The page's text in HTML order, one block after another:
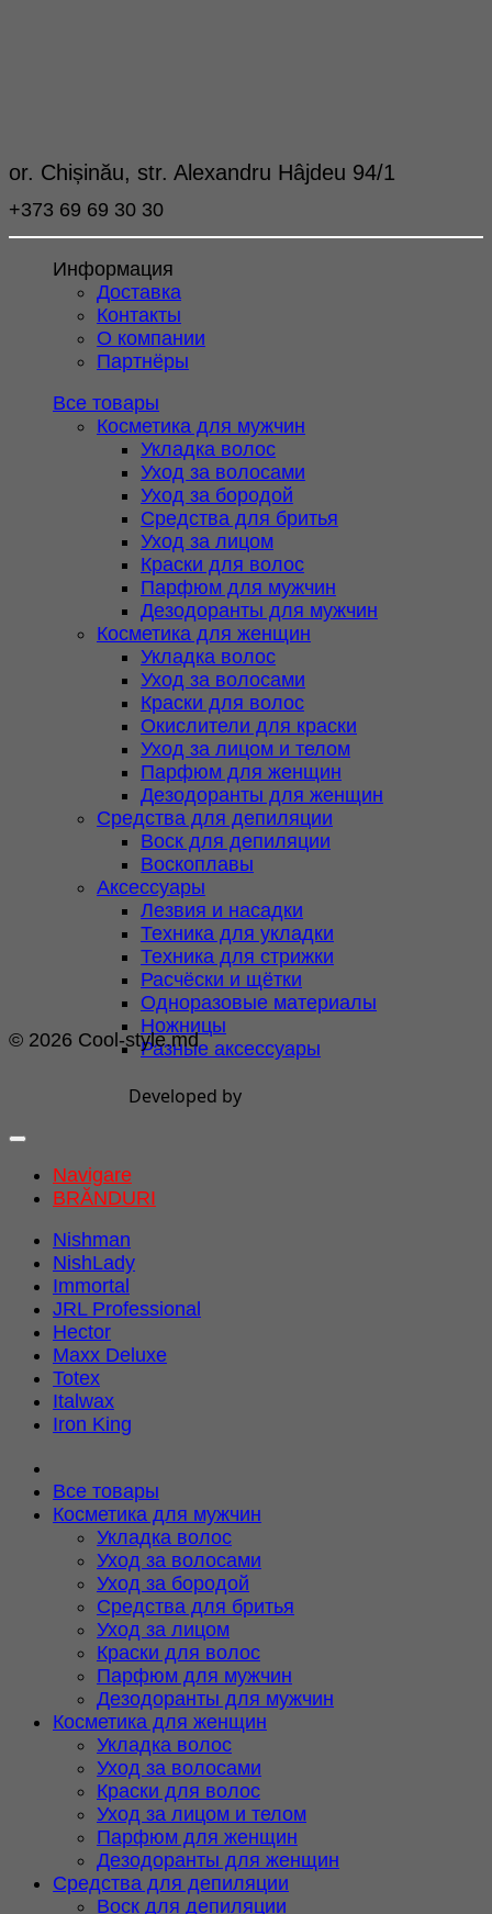
or. Chișinău, str. Alexandru Hâjdeu 94/1
+373 69 69 30 30
Информация
Доставка
Контакты
О компании
Партнёры
Все товары
Косметика для мужчин
Укладка волос
Уход за волосами
Уход за бородой
Средства для бритья
Уход за лицом
Краски для волос
Парфюм для мужчин
Дезодоранты для мужчин
Косметика для женщин
Укладка волос
Уход за волосами
Краски для волос
Окислители для краски
Уход за лицом и телом
Парфюм для женщин
Дезодоранты для женщин
Средства для депиляции
Воск для депиляции
Воскоплавы
Аксессуары
Лезвия и насадки
Техника для укладки
Техника для стрижки
Расчёски и щётки
Одноразовые материалы
Ножницы
Разные аксессуары
© 2026 Cool-style.md
Developed by
Navigare
BRĂNDURI
Nishman
NishLady
Immortal
JRL Professional
Hector
Maxx Deluxe
Totex
Italwax
Iron King
Все товары
Косметика для мужчин
Укладка волос
Уход за волосами
Уход за бородой
Средства для бритья
Уход за лицом
Краски для волос
Парфюм для мужчин
Дезодоранты для мужчин
Косметика для женщин
Укладка волос
Уход за волосами
Краски для волос
Уход за лицом и телом
Парфюм для женщин
Дезодоранты для женщин
Средства для депиляции
Воск для депиляции